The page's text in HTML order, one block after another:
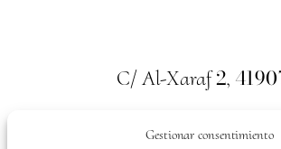
Gestionar consentimiento
C/ Al-Xaraf2,
Valencina de la